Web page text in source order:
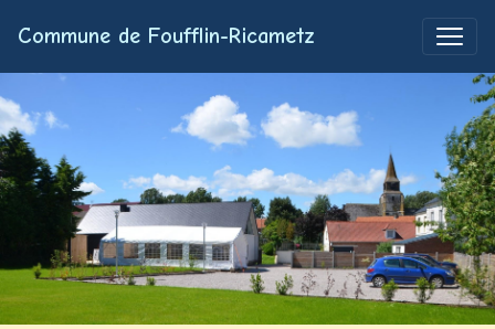
Commune de Foufflin-Ricametz